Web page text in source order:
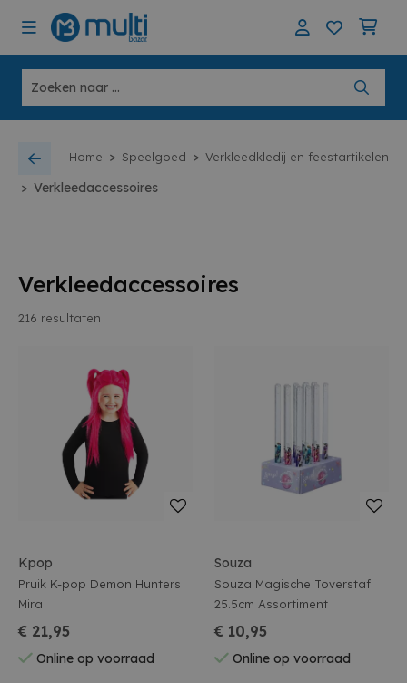
Home > Speelgoed > Verkleedkledij en feestartikelen
> Verkleedaccessoires
Verkleedaccessoires
216 resultaten
Kpop
Pruik K-pop Demon Hunters
Mira
€ 21,95
Online op voorraad
Souza
Souza Magische Toverstaf
25.5cm Assortiment
€ 10,95
Online op voorraad